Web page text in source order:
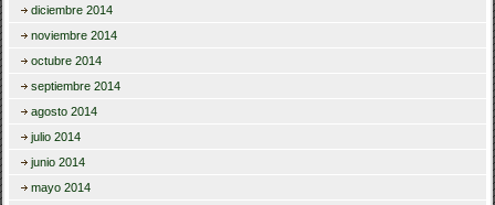
diciembre 2014
noviembre 2014
octubre 2014
septiembre 2014
agosto 2014
julio 2014
junio 2014
mayo 2014